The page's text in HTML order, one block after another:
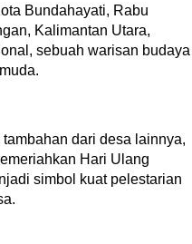
Bundahayati, Rabu
Kalimantan Utara,
sebuah warisan budaya
dari desa lainnya,
Hari Ulang
simbol kuat pelestarian